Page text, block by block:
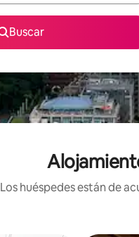
Buscar
Los huéspedes están de